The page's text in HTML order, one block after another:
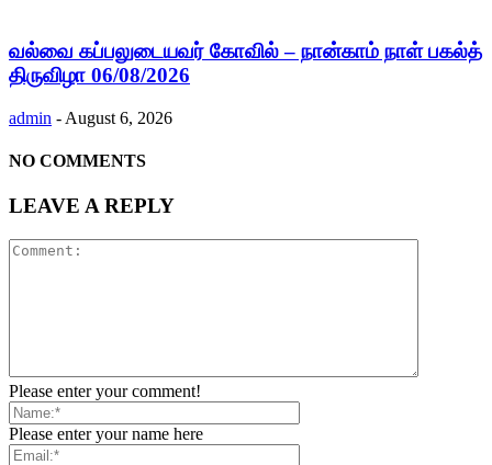
வல்வை கப்பலுடையவர் கோவில் – நான்காம் நாள் பகல்த்
திருவிழா 06/08/2026
admin - August 6, 2026
NO COMMENTS
LEAVE A REPLY
Please enter your comment!
Please enter your name here